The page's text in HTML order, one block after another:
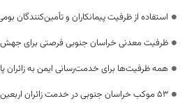
استفاده از ظرفیت پیمانکاران و تأمین‌کنندگان
ظرفیت معدنی خراسان جنوبی فرصتی برای
همه ظرفیت‌ها برای خدمت‌رسانی ایمن به زائران
53 موکب خراسان جنوبی در خدمت زائران اربعین